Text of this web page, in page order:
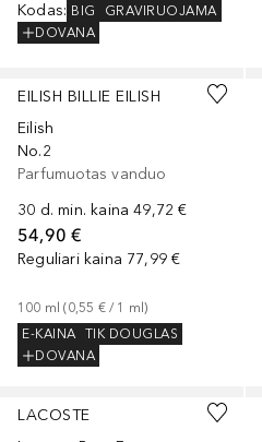
Kodas: BIG
GRAVIRUOJAMA
DOVANA
EILISH BILLIE EILISH
Eilish
No.2
Parfumuotas vanduo
30 d. min. kaina 49,72 €
54,90 €
Reguliari kaina 77,99 €
100 ml (0,55 € / 1 ml)
E-KAINA
TIK DOUGLAS
DOVANA
LACOSTE